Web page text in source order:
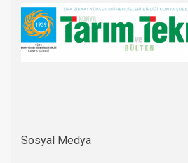
Sosyal Medya